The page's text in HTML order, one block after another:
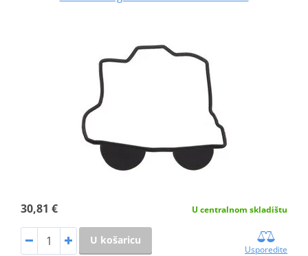
30,81 € U centralnom skladištu
U košaricu
Usporedite